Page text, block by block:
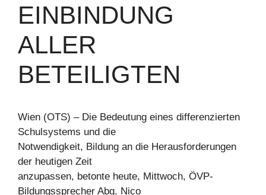
EINBINDUNG
ALLER
BETEILIGTEN
Wien (OTS) – Die Bedeutung eines differenzierten
Schulsystems und die
Notwendigkeit, Bildung an die Herausforderungen
der heutigen Zeit
anzupassen, betonte heute, Mittwoch, ÖVP-
Bildungssprecher Abg. Nico